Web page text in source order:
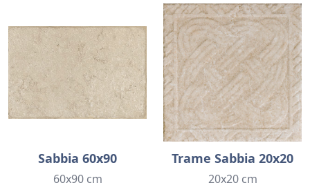
Sabbia 60x90
60x90 cm
Trame Sabbia 20x20
20x20 cm